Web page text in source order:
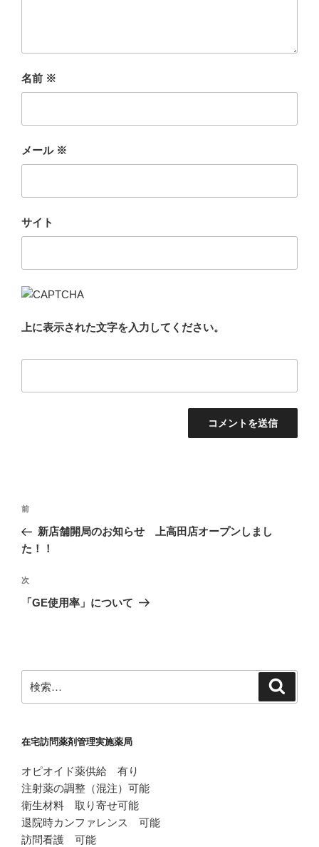
名前 ※
メール ※
サイト
上に表示された文字を入力してください。
投
ナ
ゲ
ー
前
の
投
前
新店舗開局のお知らせ 上高田店オープンしまし
た！！
次
の
次
「GE使用率」について
索:
在宅訪問薬剤管理実施薬局
オピオイド薬供給 有り
注射薬の調整（混注）可能
衛生材料 取り寄せ可能
退院時カンファレンス 可能
訪問看護 可能